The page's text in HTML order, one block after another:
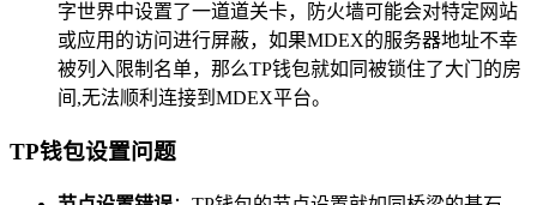
字世界中设置了一道道关卡，防火墙可能会对特定网站
或应用的访问进行屏蔽，如果MDEX的服务器地址不幸
被列入限制名单，那么TP钱包就如同被锁住了大门的房
间,无法顺利连接到MDEX平台。
TP钱包设置问题